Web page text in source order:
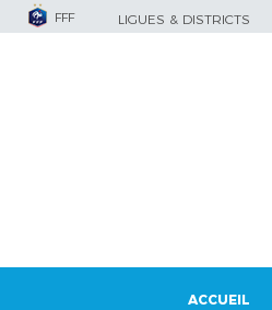
FFF LIGUES & DISTRICTS
ACCUEIL